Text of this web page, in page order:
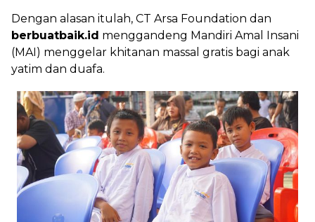
Dengan alasan itulah, CT Arsa Foundation dan
berbuatbaik.id menggandeng Mandiri Amal Insani
(MAI) menggelar khitanan massal gratis bagi anak
yatim dan duafa.